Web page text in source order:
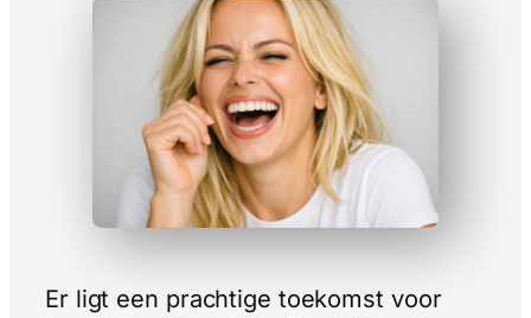
Er ligt een prachtige toekomst voor